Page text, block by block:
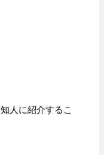
人に紹介するこ